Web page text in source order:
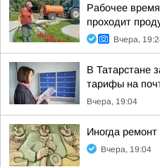
Рабочее
проходит
Вчера,
В Татарстане
тарифы на
Вчера, 19:04
Иногда
Вчера, 19:04